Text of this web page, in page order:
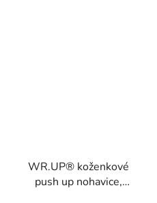
WR.UP® koženkové
push up nohavice,